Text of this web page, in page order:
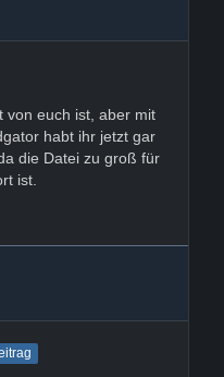
von euch ist, aber mit
habt ihr jetzt gar
die Datei zu groß für
ist.